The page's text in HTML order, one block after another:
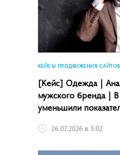
КЕЙСЫ ПРОДВИЖЕНИЯ САЙТОВ
[Кейс] Одежда |
мужского бренда | В
уменьшили
26.07.2026 в 3:02